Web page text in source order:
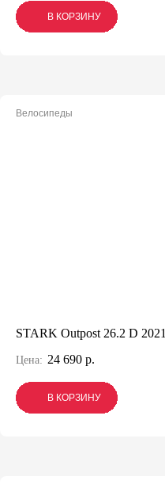
В КОРЗИНУ
В КОРЗИНУ
В КОРЗИНУ
Велосипеды
STARK Outpost 26.2 D 2021
Цена: 24 690 р.
В КОРЗИНУ
В КОРЗИНУ
В КОРЗИНУ